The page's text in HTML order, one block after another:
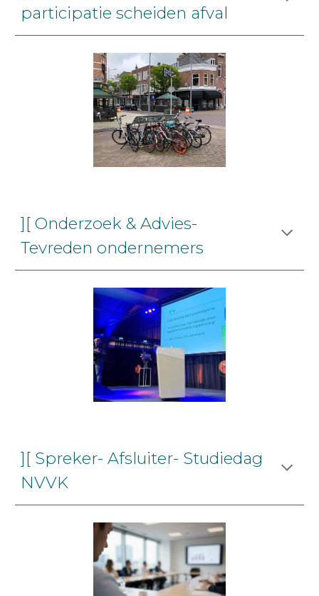
participatie scheiden afval
][ Onderzoek & Advies-
Tevreden ondernemers
][ Spreker- Afsluiter- Studiedag
NVVK